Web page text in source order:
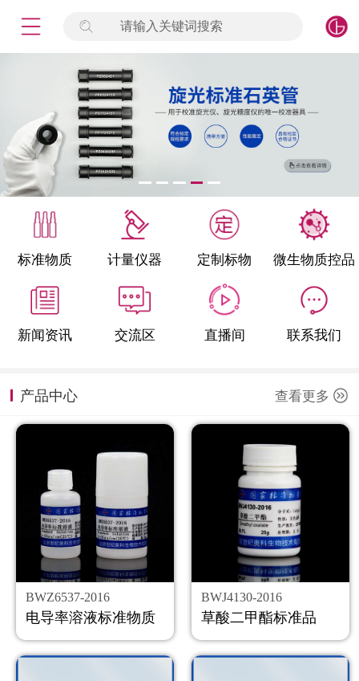
请输入关键词搜索
标准物质 计量仪器 定制标物 微生物质控品
新闻资讯 交流区 直播间 联系我们
产品中心 查看更多
BWZ6537-2016
电导率溶液标准物质
BWJ4130-2016
草酸二甲酯标准品
签到
标准物质
产品专项
微生物检测/质控品
定制标物
定制仪器
新闻资讯
公司主页
购物车
会员中心
联系我们
返回主页